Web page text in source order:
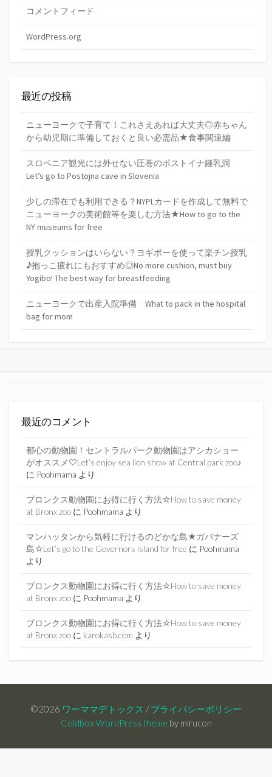
コメントフィード
WordPress.org
最近の投稿
ニューヨークで子育て！これさえあれば大丈夫◎赤ちゃん
から幼児期に準備しておくと良い必需品★食事関連編
スロベニア観光には外せない圧巻のポストイナ鍾乳洞
Let’s go to Postojna cave in Slovenia
少しの滞在でも利用できる？NYPLカードを作成して無料で
ニューヨークの美術館等を楽しむ方法★How to go to the
NY museums for free
授乳クッションはいらない？ヨギボーを使って楽チン授乳
♪抱っこ疲れにもおすすめ◎No more cushion, must buy
Yogibo! The best way for breastfeeding
ニューヨークで出産入院準備 What to pack in the hospital
bag for mom
最近のコメント
都心の動物園！セントラルパーク動物園はアシカショー
がオススメ♡Let’s enjoy sea lion show at Central park zoo♪
に Poohmama より
ブロンクス動物園にお得に行く方法☆How to save money
at Bronx zoo に Poohmama より
マンハッタンから気軽に行けるのどかな島★ガバナーズ
島☆Let’s go to the Governors island for free に Poohmama
より
ブロンクス動物園にお得に行く方法☆How to save money
at Bronx zoo に Poohmama より
ブロンクス動物園にお得に行く方法☆How to save money
at Bronx zoo に karokasb.com より
©2026 ワーママデトックス / プライバシーポリシー
Coldbox WordPress theme by mirucon